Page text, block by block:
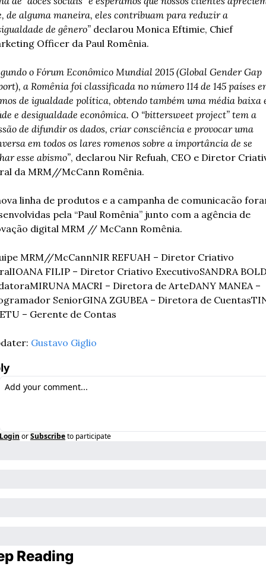
de alguma maneira, eles contribuam para reduzir a
de gênero” declarou Monica Eftimie, Chief
Officer da Paul Romênia.
o Fórum Econômico Mundial 2015 (Global Gender Gap
a Romênia foi classificada no número 114 de 145 países
de igualdade política, obtendo também uma média baixa
e desigualdade econômica. O “bittersweet project” tem a
de difundir os dados, criar consciência e provocar uma
em todos os lares romenos sobre a importância de se
esse abismo”, declarou Nir Refuah, CEO e Diretor
da MRM//McCann Romênia.
linha de produtos e a campanha de comunicacão
pela “Paul Romênia” junto com a agência de
digital MRM // McCann Romênia.
MRM//McCannNIR REFUAH – Diretor Criativo
IOANA FILIP – Diretor Criativo ExecutivoSANDRA
MIRUNA MACRI – Diretora de ArteDANY MANEA –
SeniorGINA ZGUBEA – Diretora de Cuentas
– Gerente de Contas
Gustavo Giglio
Login orSubscribeto participate
Reading